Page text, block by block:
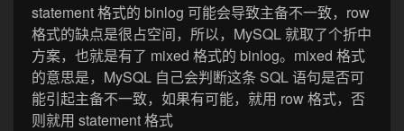
statement 格式的 binlog 可能会导致主备不一致，row
格式的缺点是很占空间，所以，MySQL 就取了个折中
方案，也就是有了 mixed 格式的 binlog。mixed 格式
的意思是，MySQL 自己会判断这条 SQL 语句是否可
能引起主备不一致，如果有可能，就用 row 格式，否
则就用 statement 格式